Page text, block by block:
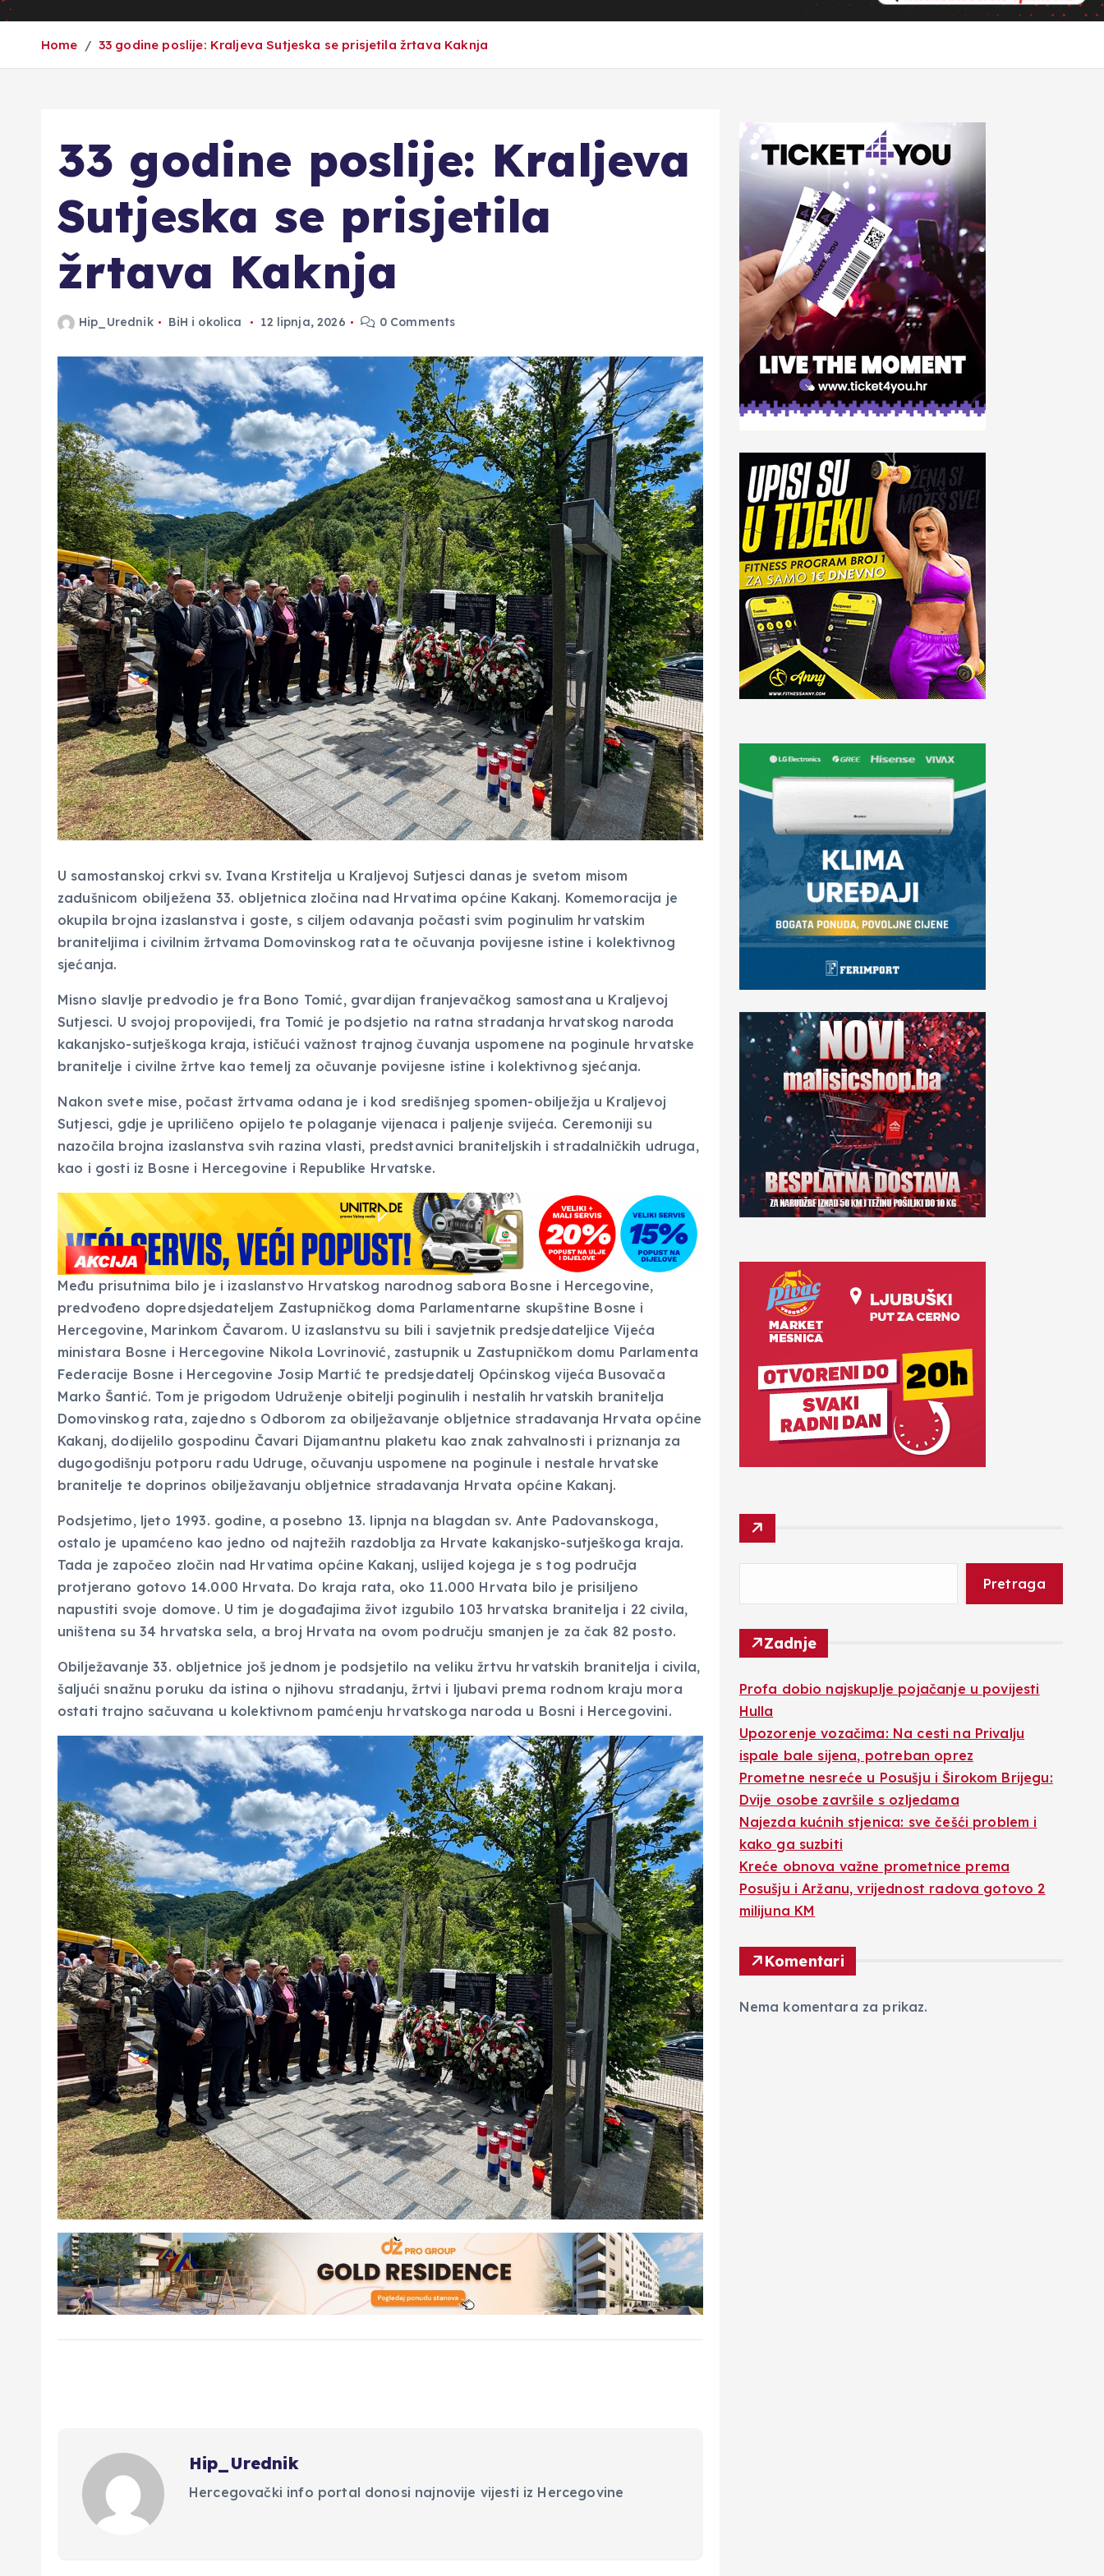
Home 33 godine poslije: Kraljeva Sutjeska se prisjetila žrtava Kaknja
33 godine poslije: Kraljeva
Sutjeska se prisjetila
žrtava Kaknja
Hip_Urednik BiH i okolica 12 lipnja, 2026 0 Comments
U samostanskoj crkvi sv. Ivana Krstitelja u Kraljevoj Sutjesci danas je svetom misom
zadušnicom obilježena 33. obljetnica zločina nad Hrvatima općine Kakanj. Komemoracija je
okupila brojna izaslanstva i goste, s ciljem odavanja počasti svim poginulim hrvatskim
braniteljima i civilnim žrtvama Domovinskog rata te očuvanja povijesne istine i kolektivnog
sjećanja.
Misno slavlje predvodio je fra Bono Tomić, gvardijan franjevačkog samostana u Kraljevoj
Sutjesci. U svojoj propovijedi, fra Tomić je podsjetio na ratna stradanja hrvatskog naroda
kakanjsko-sutješkoga kraja, ističući važnost trajnog čuvanja uspomene na poginule hrvatske
branitelje i civilne žrtve kao temelj za očuvanje povijesne istine i kolektivnog sjećanja.
Nakon svete mise, počast žrtvama odana je i kod središnjeg spomen-obilježja u Kraljevoj
Sutjesci, gdje je upriličeno opijelo te polaganje vijenaca i paljenje svijeća. Ceremoniji su
nazočila brojna izaslanstva svih razina vlasti, predstavnici braniteljskih i stradalničkih udruga,
kao i gosti iz Bosne i Hercegovine i Republike Hrvatske.
Među prisutnima bilo je i izaslanstvo Hrvatskog narodnog sabora Bosne i Hercegovine,
predvođeno dopredsjedateljem Zastupničkog doma Parlamentarne skupštine Bosne i
Hercegovine, Marinkom Čavarom. U izaslanstvu su bili i savjetnik predsjedateljice Vijeća
ministara Bosne i Hercegovine Nikola Lovrinović, zastupnik u Zastupničkom domu Parlamenta
Federacije Bosne i Hercegovine Josip Martić te predsjedatelj Općinskog vijeća Busovača
Marko Šantić. Tom je prigodom Udruženje obitelji poginulih i nestalih hrvatskih branitelja
Domovinskog rata, zajedno s Odborom za obilježavanje obljetnice stradavanja Hrvata općine
Kakanj, dodijelilo gospodinu Čavari Dijamantnu plaketu kao znak zahvalnosti i priznanja za
dugogodišnju potporu radu Udruge, očuvanju uspomene na poginule i nestale hrvatske
branitelje te doprinos obilježavanju obljetnice stradavanja Hrvata općine Kakanj.
Podsjetimo, ljeto 1993. godine, a posebno 13. lipnja na blagdan sv. Ante Padovanskoga,
ostalo je upamćeno kao jedno od najtežih razdoblja za Hrvate kakanjsko-sutješkoga kraja.
Tada je započeo zločin nad Hrvatima općine Kakanj, uslijed kojega je s tog područja
protjerano gotovo 14.000 Hrvata. Do kraja rata, oko 11.000 Hrvata bilo je prisiljeno
napustiti svoje domove. U tim je događajima život izgubilo 103 hrvatska branitelja i 22 civila,
uništena su 34 hrvatska sela, a broj Hrvata na ovom području smanjen je za čak 82 posto.
Obilježavanje 33. obljetnice još jednom je podsjetilo na veliku žrtvu hrvatskih branitelja i civila,
šaljući snažnu poruku da istina o njihovu stradanju, žrtvi i ljubavi prema rodnom kraju mora
ostati trajno sačuvana u kolektivnom pamćenju hrvatskoga naroda u Bosni i Hercegovini.
Hip_Urednik
Hercegovački info portal donosi najnovije vijesti iz Hercegovine
Pretraga
Zadnje
Profa dobio najskuplje pojačanje u povijesti
Hulla
Upozorenje vozačima: Na cesti na Privalju
ispale bale sijena, potreban oprez
Prometne nesreće u Posušju i Širokom Brijegu:
Dvije osobe završile s ozljedama
Najezda kućnih stjenica: sve češći problem i
kako ga suzbiti
Kreće obnova važne prometnice prema
Posušju i Aržanu, vrijednost radova gotovo 2
milijuna KM
Komentari
Nema komentara za prikaz.